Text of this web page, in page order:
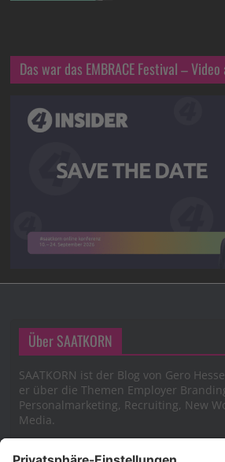
Das war das EMBRACE Festival –
Über SAATKORN
SAATKORN ist der Blog von Gero
er über die Themen Employer
Personalmarketing, Recruiting, New
Media.